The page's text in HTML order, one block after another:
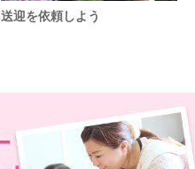
送迎を依頼しよう